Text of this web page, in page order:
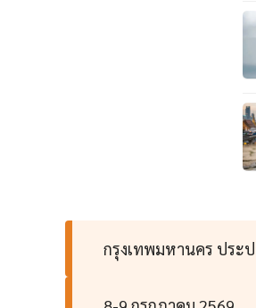
กรุงเทพมหานคร ประ